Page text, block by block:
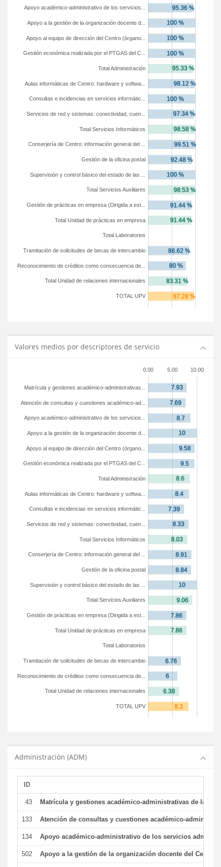
TOTAL UPV
Total Unidad de relaciones internacionales
Reconocimiento de créditos como consecuencia de...
Tramitación de solicitudes de becas de intercambio
Total Laboratorios
Total Unidad de prácticas en empresa
Gestión de prácticas en empresa (Dirigida a est...
Total Servicios Auxiliares
Supervisión y control básico del estado de las ...
Gestión de la oficina postal
Conserjería de Centro: información general del ...
Total Servicios Informáticos
Servicios de red y sistemas: conectividad, cuen...
Consultas e incidencias en servicios informátic...
Aulas informáticas de Centro: hardware y softwa...
Total Administración
Gestión económica realizada por el PTGAS del C...
Apoyo al equipo de dirección del Centro (órgano...
Apoyo a la gestión de la organización docente d...
Apoyo académico-administrativo de los servicios...
Valores medios por descriptores de servicio
0.00 5.00 10.00
TOTAL UPV
Total Unidad de relaciones internacionales
Reconocimiento de créditos como consecuencia de...
Tramitación de solicitudes de becas de intercambio
Total Laboratorios
Total Unidad de prácticas en empresa
Gestión de prácticas en empresa (Dirigida a est...
Total Servicios Auxiliares
Supervisión y control básico del estado de las ...
Gestión de la oficina postal
Conserjería de Centro: información general del ...
Total Servicios Informáticos
Servicios de red y sistemas: conectividad, cuen...
Consultas e incidencias en servicios informátic...
Aulas informáticas de Centro: hardware y softwa...
Total Administración
Gestión económica realizada por el PTGAS del C...
Apoyo al equipo de dirección del Centro (órgano...
Apoyo a la gestión de la organización docente d...
Apoyo académico-administrativo de los servicios...
Atención de consultas y cuestiones académico-ad...
Matrícula y gestiones académico-administrativas...
Administración (ADM)
ID
43 Matrícula y gestiones académico-administrativas de la
133 Atención de consultas y cuestiones académico-
134 Apoyo académico-administrativo de los servicios
502 Apoyo a la gestión de la organización docente del Centro